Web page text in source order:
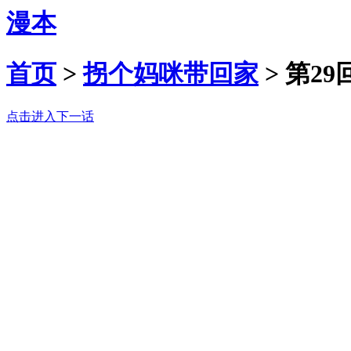
漫本
首页 > 拐个妈咪带回家 > 第29
点击进入下一话